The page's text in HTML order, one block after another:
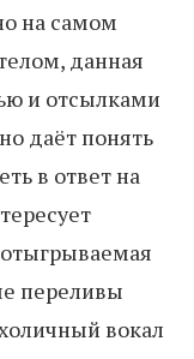
на самом
данная
и отсылками
даёт понять
в ответ на
переливы
вокал